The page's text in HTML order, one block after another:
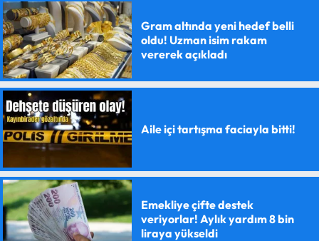
Gram altında yeni hedef belli
oldu! Uzman isim rakam
vererek açıkladı
Aile içi tartışma faciayla bitti!
Emekliye çifte destek
veriyorlar! Aylık yardım 8 bin
liraya yükseldi